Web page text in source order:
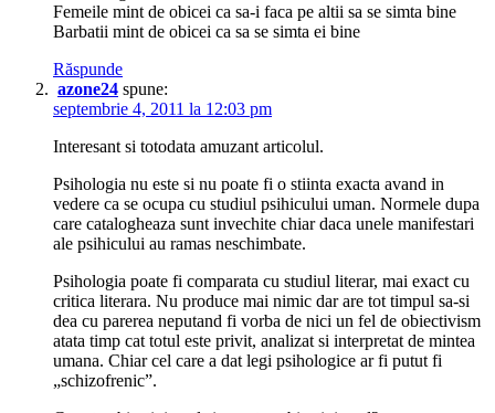
Femeile mint de obicei ca sa-i faca pe altii sa se simta bine
Barbatii mint de obicei ca sa se simta ei bine
Răspunde
azone24 spune:
septembrie 4, 2011 la 12:03 pm
Interesant si totodata amuzant articolul.
Psihologia nu este si nu poate fi o stiinta exacta avand in
vedere ca se ocupa cu studiul psihicului uman. Normele dupa
care catalogheaza sunt invechite chiar daca unele manifestari
ale psihicului au ramas neschimbate.
Psihologia poate fi comparata cu studiul literar, mai exact cu
critica literara. Nu produce mai nimic dar are tot timpul sa-si
dea cu parerea neputand fi vorba de nici un fel de obiectivism
atata timp cat totul este privit, analizat si interpretat de mintea
umana. Chiar cel care a dat legi psihologice ar fi putut fi
„schizofrenic”.